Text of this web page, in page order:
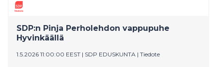
SDP:n Pinja Perholehdon vappupuhe
Hyvinkäällä
1.5.2026 11:00:00 EEST | SDP EDUSKUNTA | Tiedote